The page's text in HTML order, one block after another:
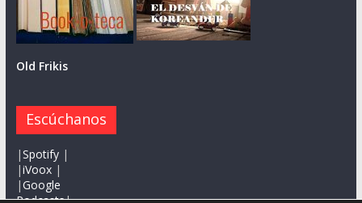
Old Frikis
Escúchanos
|Spotify |
|iVoox|
|Google